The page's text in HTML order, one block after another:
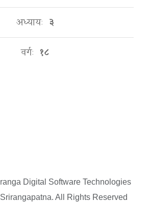
अध्यायः ३
वर्गः १८
Digital Software Technologies
All Rights Reserved